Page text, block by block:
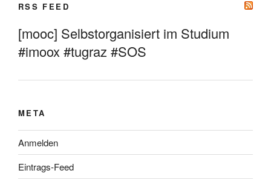
RSS FEED
[mooc] Selbstorganisiert im Studium
#imoox #tugraz #SOS
META
Anmelden
Eintrags-Feed